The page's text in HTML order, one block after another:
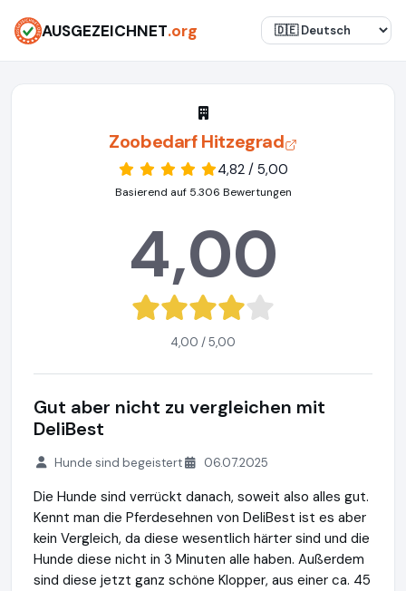
AUSGEZEICHNET.org
Zoobedarf Hitzegrad
4,82 / 5,00
Basierend auf 5.306 Bewertungen
4,00
4,00 / 5,00
Gut aber nicht zu vergleichen mit
DeliBest
Hunde sind begeistert 06.07.2025
Die Hunde sind verrückt danach, soweit also alles gut.
Kennt man die Pferdesehnen von DeliBest ist es aber
kein Vergleich, da diese wesentlich härter sind und die
Hunde diese nicht in 3 Minuten alle haben. Außerdem
sind diese jetzt ganz schöne Klopper, aus einer ca. 45